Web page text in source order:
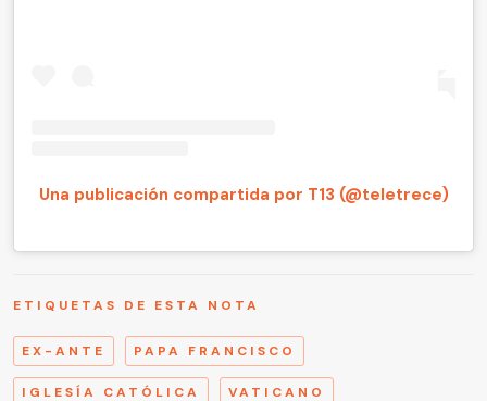
Una publicación compartida por T13 (@teletrece)
ETIQUETAS DE ESTA NOTA
EX-ANTE PAPA FRANCISCO
IGLESÍA CATÓLICA VATICANO